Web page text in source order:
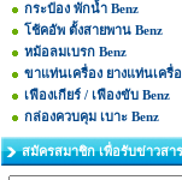
กระป๋อง พักน้ำ Benz
โช้คอัพ ตั้งสายพาน Benz
หม้อลมเบรก Benz
ขาแท่นเครื่อง ยางแท่นเครื่อ
เฟืองเกียร์ / เฟืองขับ Benz
กล่องควบคุม เบาะ Benz
สมัครสมาชิก เพื่อรับข่าวสาร